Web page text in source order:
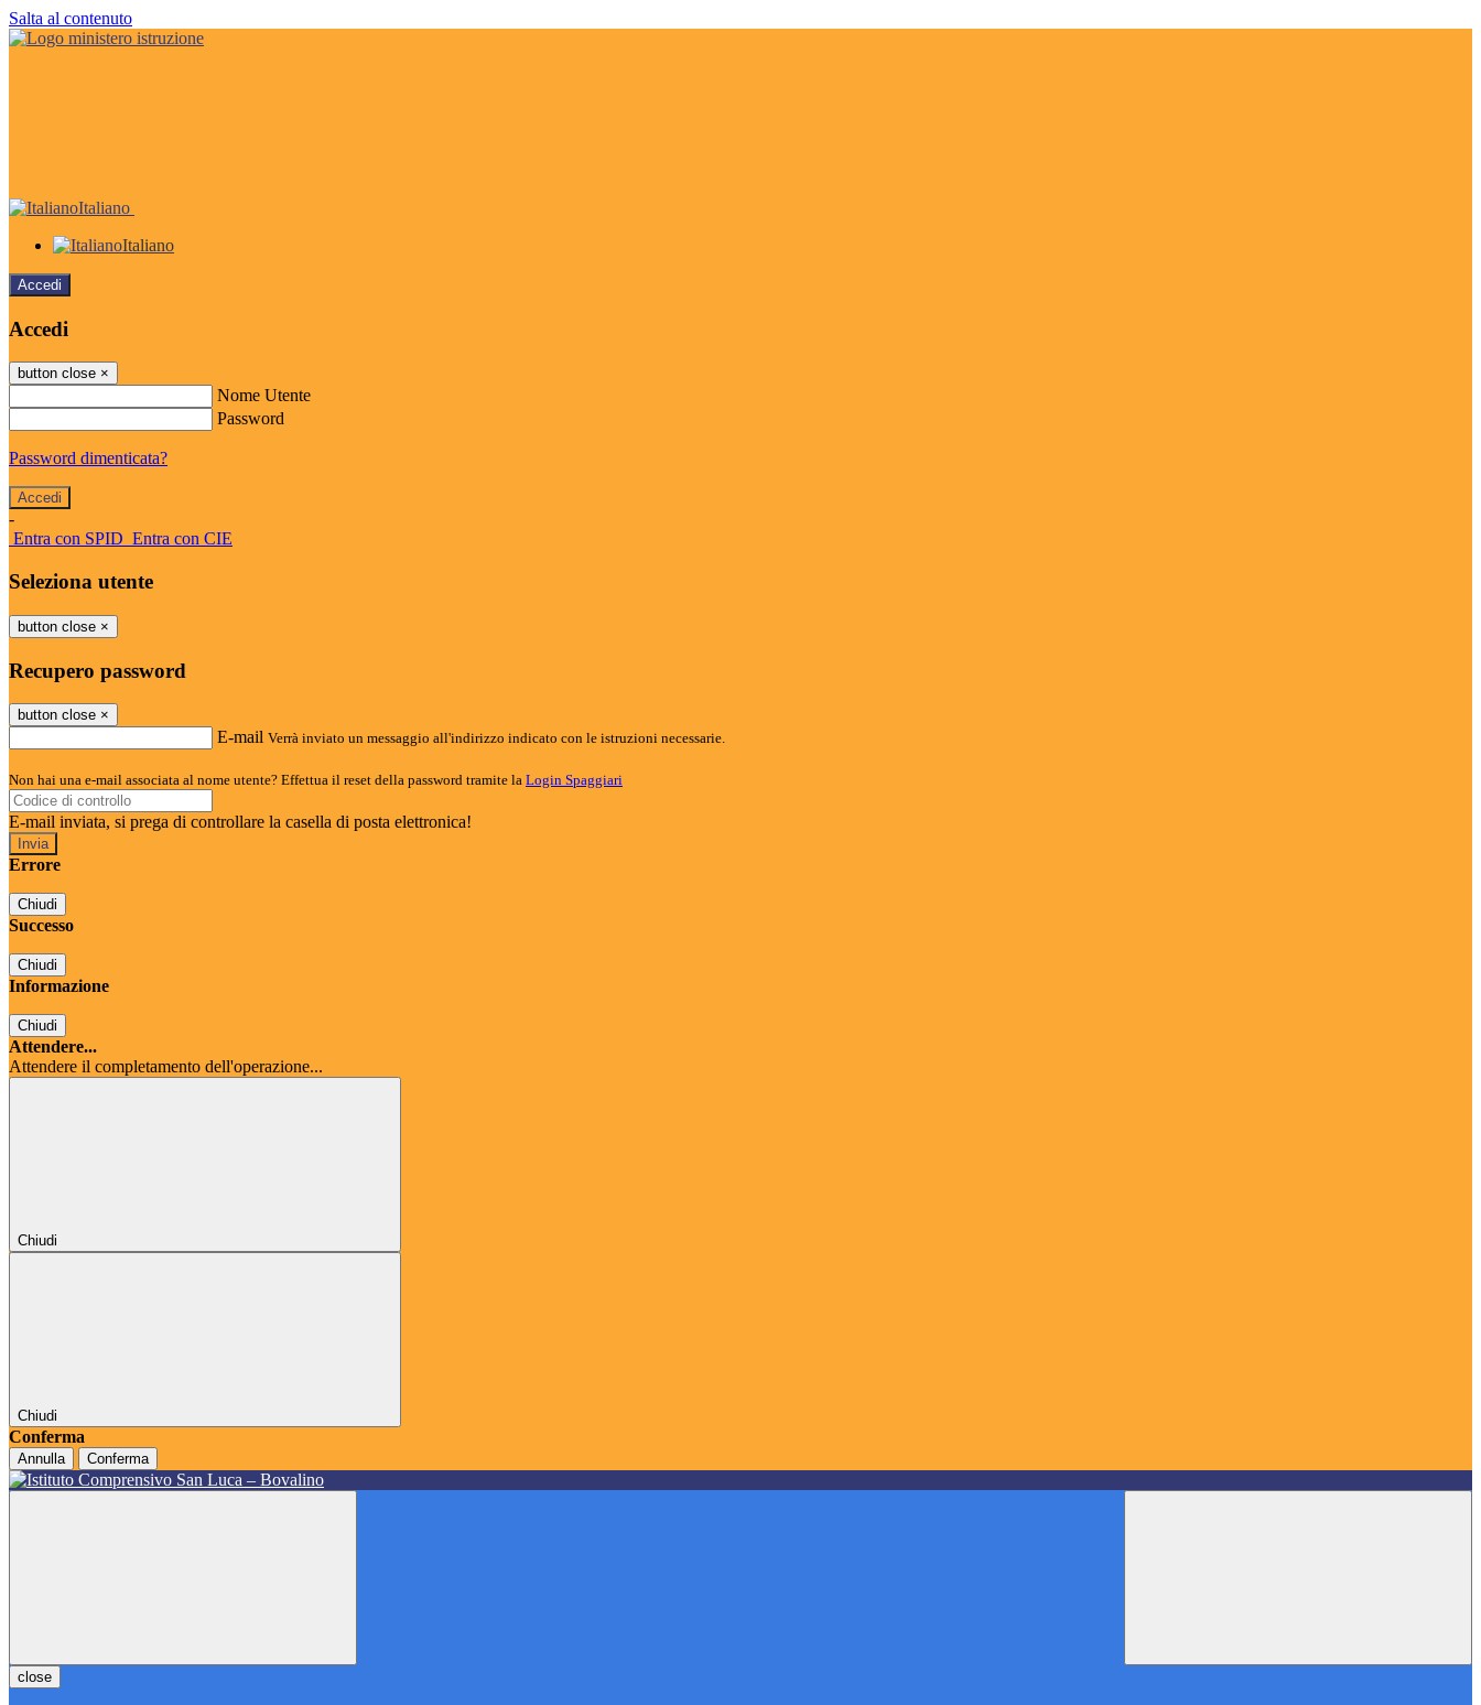
Salta al contenuto
Italiano
Italiano
Accedi
Accedi
button close ×
Nome Utente
Password
Password dimenticata?
-
Entra con SPID Entra con CIE
Seleziona utente
button close ×
Recupero password
button close ×
E-mail Verrà inviato un messaggio all'indirizzo indicato con le istruzioni necessarie.
Non hai una e-mail associata al nome utente? Effettua il reset della password tramite la Login Spaggiari
E-mail inviata, si prega di controllare la casella di posta elettronica!
Errore
Chiudi
Successo
Chiudi
Informazione
Chiudi
Attendere...
Attendere il completamento dell'operazione...
Chiudi
Chiudi
Conferma
Annulla Conferma
close